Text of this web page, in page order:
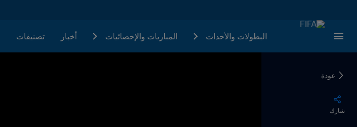
البطولات والأحدات المباريات والإحصائيات أخبار تصنيفات
عودة
شارك